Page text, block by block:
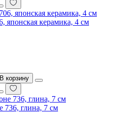
японская керамика, 4 см
В корзину
глина, 7 см